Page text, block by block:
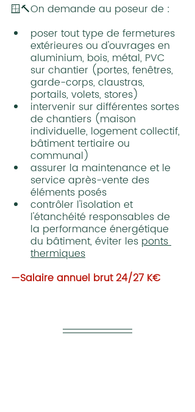
🪟🔨On demande au poseur de :
poser tout type de fermetures
extérieures ou d'ouvrages en
aluminium, bois, métal, PVC
sur chantier (portes, fenêtres,
garde-corps, claustras,
portails, volets, stores)
intervenir sur différentes sortes
de chantiers (maison
individuelle, logement collectif,
bâtiment tertiaire ou
communal)
assurer la maintenance et le
service après-vente des
éléments posés
contrôler l'isolation et
l'étanchéité responsables de
la performance énergétique
du bâtiment, éviter les ponts
thermiques
—Salaire annuel brut 24/27 K€